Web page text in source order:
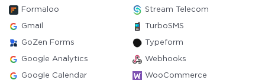
Formaloo Stream Telecom
Gmail TurboSMS
GoZen Forms Typeform
Google Analytics Webhooks
Google Calendar WooCommerce